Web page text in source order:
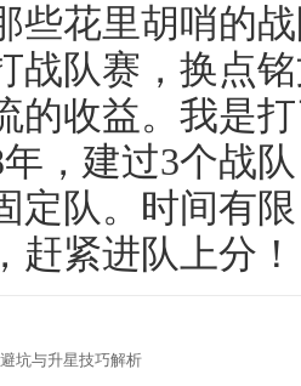
些花里胡哨的
战队赛，换点
的收益。我是
，建过3个战
定队。时间有
赶紧进队上分！
坑与升星技巧解析